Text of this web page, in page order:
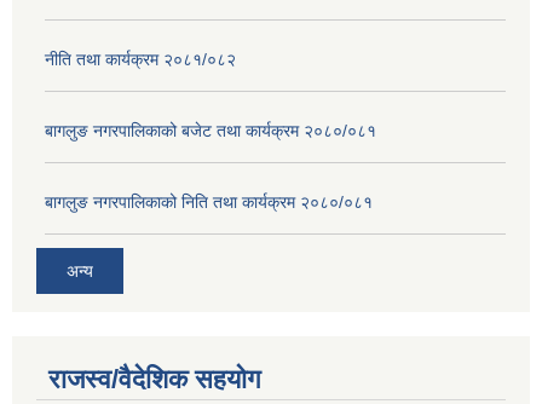
नीति तथा कार्यक्रम २०८१/०८२
बागलुङ नगरपालिकाको बजेट तथा कार्यक्रम २०८०/०८१
बागलुङ नगरपालिकाको निति तथा कार्यक्रम २०८०/०८१
अन्य
राजस्व/वैदेशिक सहयोग